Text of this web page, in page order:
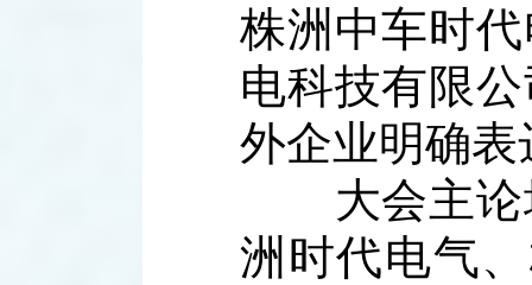
株洲中车时
电科技有限
外企业明确
大会主论
洲时代电气